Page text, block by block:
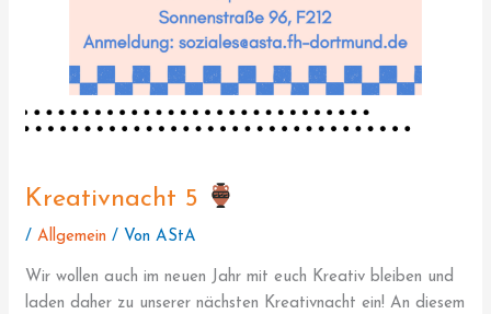
Kreativnacht 5
/Allgemein / VonAStA
Wir wollen auch im neuen Jahr mit euch Kreativ bleiben und
laden daher zu unserer nächsten Kreativnacht ein! An diesem